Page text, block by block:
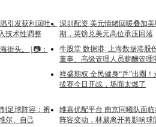
引发获利回吐，
技术性调整
深圳配资 美元情绪回暖叠加
期，英镑兑美元高位承压回落
街头。 | 📷：
牛股堂 数据港: 上海数据港股
董事、高级管理人员薪酬管理
祥盛期权 全民健身“乒”出圈
拔赛今日开战，场面太燃了
足球阵容：裤
尔、自己
维嘉优配平台 南京同曦队面
阵容变动，林葳离开将影响球